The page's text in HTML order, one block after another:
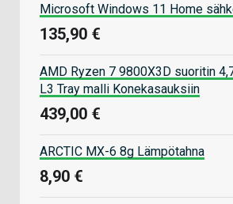
Microsoft Windows 11 Home
135,90 €
AMD Ryzen 7 9800X3D suoritin
L3 Tray malli Konekasauksiin
439,00 €
ARCTIC MX-6 8g Lämpötahna
8,90 €